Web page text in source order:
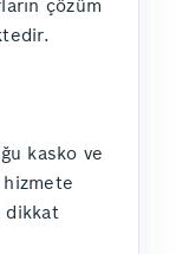
çözüm
kasko ve
dikkat